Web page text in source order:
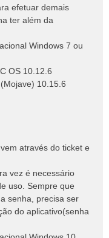
efetuar demais
ter além da
Windows 7 ou
OS 10.12.6
10.15.6
através do ticket e
vez é necessário
uso. Sempre que
senha, precisa ser
do aplicativo(senha